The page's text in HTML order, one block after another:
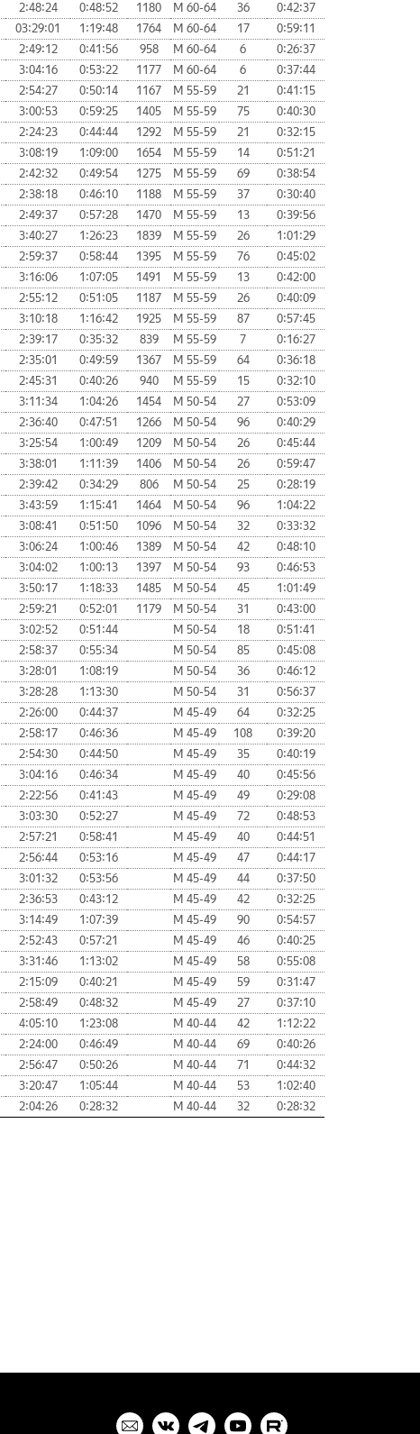
2:48:24 0:48:52 1180 М 60-64 36
0:42:37
03:29:01 1:19:48 1764 М 60-64 17
0:59:11
2:49:12 0:41:56 958 М 60-64 6
0:26:37
3:04:16 0:53:22 1177 М 60-64 6
0:37:44
2:54:27 0:50:14 1167 М 55-59 21
0:41:15
3:00:53 0:59:25 1405 М 55-59 75
0:40:30
2:24:23 0:44:44 1292 М 55-59 21
0:32:15
3:08:19 1:09:00 1654 М 55-59 14
0:51:21
2:42:32 0:49:54 1275 М 55-59 69
0:38:54
2:38:18 0:46:10 1188 М 55-59 37
0:30:40
2:49:37 0:57:28 1470 М 55-59 13
0:39:56
3:40:27 1:26:23 1839 М 55-59 26
1:01:29
2:59:37 0:58:44 1395 М 55-59 76
0:45:02
3:16:06 1:07:05 1491 М 55-59 13
0:42:00
2:55:12 0:51:05 1187 М 55-59 26
0:40:09
3:10:18 1:16:42 1925 М 55-59 87
0:57:45
2:39:17 0:35:32 839 М 55-59 7
0:16:27
2:35:01 0:49:59 1367 М 55-59 64
0:36:18
2:45:31 0:40:26 940 М 55-59 15
0:32:10
3:11:34 1:04:26 1454 М 50-54 27
0:53:09
2:36:40 0:47:51 1266 М 50-54 96
0:40:29
3:25:54 1:00:49 1209 М 50-54 26
0:45:44
3:38:01 1:11:39 1406 М 50-54 26
0:59:47
2:39:42 0:34:29 806 М 50-54 25
0:28:19
3:43:59 1:15:41 1464 М 50-54 96
1:04:22
3:08:41 0:51:50 1096 М 50-54 32
0:33:32
3:06:24 1:00:46 1389 М 50-54 42
0:48:10
3:04:02 1:00:13 1397 М 50-54 93
0:46:53
3:50:17 1:18:33 1485 М 50-54 45
1:01:49
2:59:21 0:52:01 1179 М 50-54 31
0:43:00
3:02:52 0:51:44 М 50-54 18
0:51:41
2:58:37 0:55:34 М 50-54 85
0:45:08
3:28:01 1:08:19 М 50-54 36
0:46:12
3:28:28 1:13:30 М 50-54 31
0:56:37
2:26:00 0:44:37 М 45-49 64
0:32:25
2:58:17 0:46:36 М 45-49 108
0:39:20
2:54:30 0:44:50 М 45-49 35
0:40:19
3:04:16 0:46:34 М 45-49 40
0:45:56
2:22:56 0:41:43 М 45-49 49
0:29:08
3:03:30 0:52:27 М 45-49 72
0:48:53
2:57:21 0:58:41 М 45-49 40
0:44:51
2:56:44 0:53:16 М 45-49 47
0:44:17
3:01:32 0:53:56 М 45-49 44
0:37:50
2:36:53 0:43:12 М 45-49 42
0:32:25
3:14:49 1:07:39 М 45-49 90
0:54:57
2:52:43 0:57:21 М 45-49 46
0:40:25
3:31:46 1:13:02 М 45-49 58
0:55:08
2:15:09 0:40:21 М 45-49 59
0:31:47
2:58:49 0:48:32 М 45-49 27
0:37:10
4:05:10 1:23:08 М 40-44 42
1:12:22
2:24:00 0:46:49 М 40-44 69
0:40:26
2:56:47 0:50:26 М 40-44 71
0:44:32
3:20:47 1:05:44 М 40-44 53
1:02:40
2:04:26 0:28:32 М 40-44 32 0:28:32